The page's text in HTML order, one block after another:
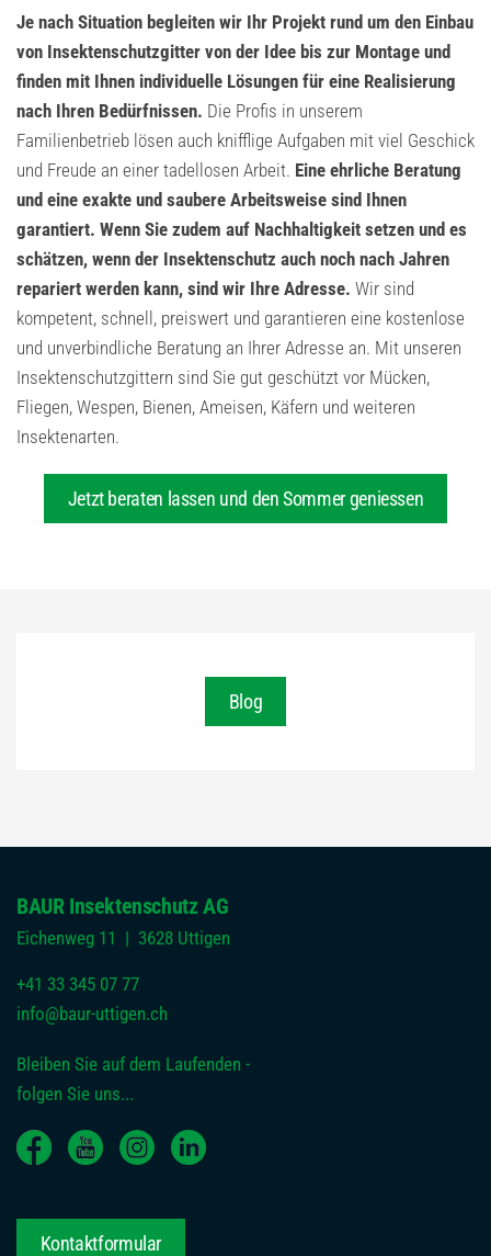
Je nach Situation begleiten wir Ihr Projekt rund um den Einbau
von Insektenschutzgitter von der Idee bis zur Montage und
finden mit Ihnen individuelle Lösungen für eine Realisierung
nach Ihren Bedürfnissen. Die Profis in unserem
Familienbetrieb lösen auch knifflige Aufgaben mit viel Geschick
und Freude an einer tadellosen Arbeit. Eine ehrliche Beratung
und eine exakte und saubere Arbeitsweise sind Ihnen
garantiert. Wenn Sie zudem auf Nachhaltigkeit setzen und es
schätzen, wenn der Insektenschutz auch noch nach Jahren
repariert werden kann, sind wir Ihre Adresse. Wir sind
kompetent, schnell, preiswert und garantieren eine kostenlose
und unverbindliche Beratung an Ihrer Adresse an. Mit unseren
Insektenschutzgittern sind Sie gut geschützt vor Mücken,
Fliegen, Wespen, Bienen, Ameisen, Käfern und weiteren
Insektenarten.
Jetzt beraten lassen und den Sommer geniessen
Blog
BAUR Insektenschutz AG
Eichenweg 11 | 3628 Uttigen
+41 33 345 07 77
info@baur-uttigen.ch
Bleiben Sie auf dem Laufenden -
folgen Sie uns...
Kontaktformular